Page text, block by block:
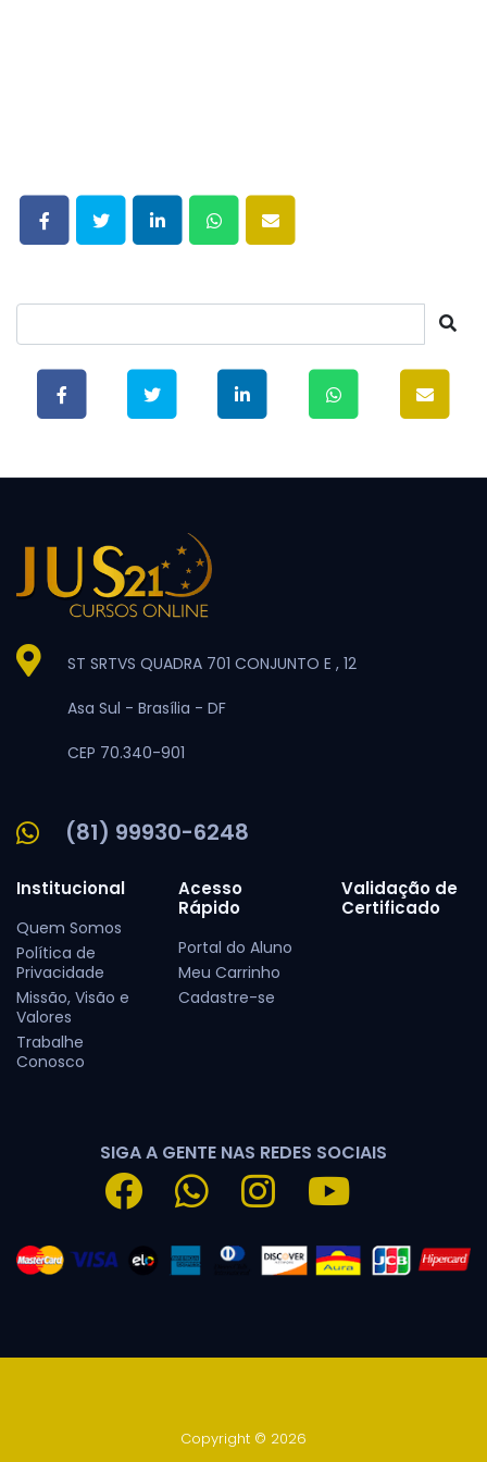
ST SRTVS QUADRA 701 CONJUNTO E , 12
Asa Sul - Brasília - DF
CEP 70.340-901
(81) 99930-6248
Institucional
Quem Somos
Política de
Privacidade
Missão, Visão e
Valores
Trabalhe
Conosco
Acesso
Rápido
Portal do Aluno
Meu Carrinho
Cadastre-se
Validação de
Certificado
SIGA A GENTE NAS REDES SOCIAIS
Copyright © 2026